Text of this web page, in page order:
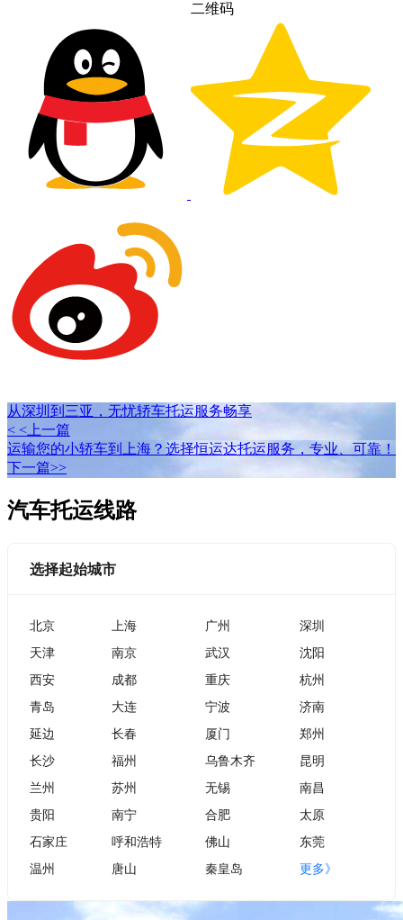
二维码
从深圳到三亚，无忧轿车托运服务畅享
< <上一篇
运输您的小轿车到上海？选择恒运达托运服务，专业、可靠！
下一篇>>
汽车托运线路
选择起始城市
北京 上海 广州
深圳
天津
南京 武汉
沈阳
西安
成都 重庆
杭州
青岛
大连 宁波
济南
延边
长春 厦门
郑州
长沙
福州 乌鲁木齐
昆明
兰州
苏州 无锡
南昌
贵阳
南宁 合肥
太原
石家庄
呼和浩特 佛山
东莞
温州
唐山 秦皇岛 更多》